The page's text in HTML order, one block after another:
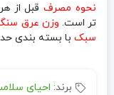
نحوه مصرفقبل از
تر است. وزن عرق
سبک با بسته بندی حدود 940 گرم
برند: احیای